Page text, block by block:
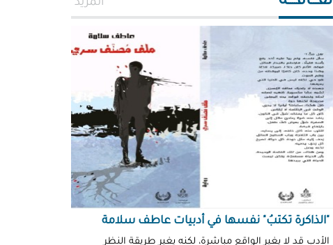
المزيد
"الذاكرة تكتبُ" نفسها في أدبيات عاطف سلامة
الأدب قد لا يغير الواقع مباشرة، لكنه يغير طريقة النظر